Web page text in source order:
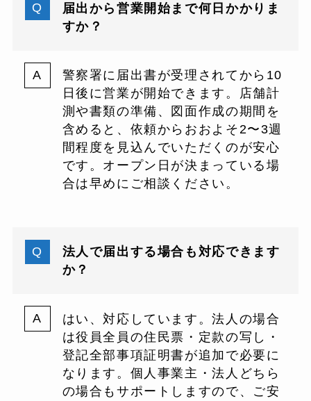
届出から営業開始まで何日かかりま
すか？
警察署に届出書が受理されてから10
日後に営業が開始できます。店舗計
測や書類の準備、図面作成の期間を
含めると、依頼からおおよそ2〜3週
間程度を見込んでいただくのが安心
です。オープン日が決まっている場
合は早めにご相談ください。
法人で届出する場合も対応できます
か？
はい、対応しています。法人の場合
は役員全員の住民票・定款の写し・
登記全部事項証明書が追加で必要に
なります。個人事業主・法人どちら
の場合もサポートしますので、ご安